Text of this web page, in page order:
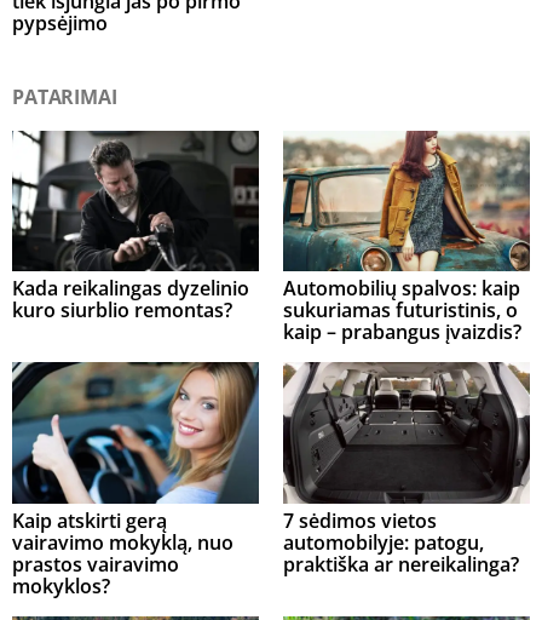
pypsėjimo
PATARIMAI
Kada reikalingas dyzelinio
kuro siurblio remontas?
Automobilių spalvos: kaip
sukuriamas futuristinis, o
kaip – prabangus įvaizdis?
Kaip atskirti gerą
vairavimo mokyklą, nuo
prastos vairavimo
mokyklos?
7 sėdimos vietos
automobilyje: patogu,
praktiška ar nereikalinga?